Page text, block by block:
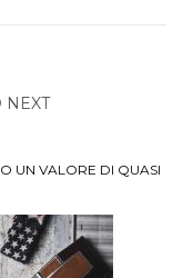
NEXT
UN VALORE DI QUASI